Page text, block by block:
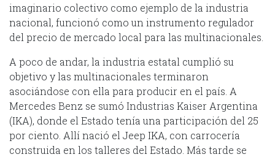
imaginario colectivo como ejemplo de la industria
nacional, funcionó como un instrumento regulador
del precio de mercado local para las multinacionales.
A poco de andar, la industria estatal cumplió su
objetivo y las multinacionales terminaron
asociándose con ella para producir en el país. A
Mercedes Benz se sumó Industrias Kaiser Argentina
(IKA), donde el Estado tenía una participación del 25
por ciento. Allí nació el Jeep IKA, con carrocería
construida en los talleres del Estado. Más tarde se